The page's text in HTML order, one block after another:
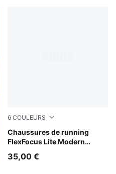
6 COULEURS
Chaussures de running
FlexFocus Lite Modern
PUMA White-Flat Light Gray
35,00 €